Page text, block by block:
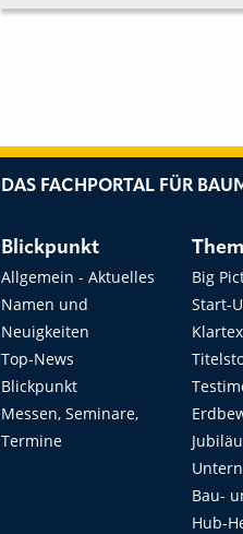
MASCHINE
DAS FACHPORTAL FÜR
Blickpunkt
Allgemein - Aktuelles
Namen und
Neuigkeiten
Top-News
Blickpunkt
Messen, Seminare,
Termine
Big
Start-
Bau-
Hub-